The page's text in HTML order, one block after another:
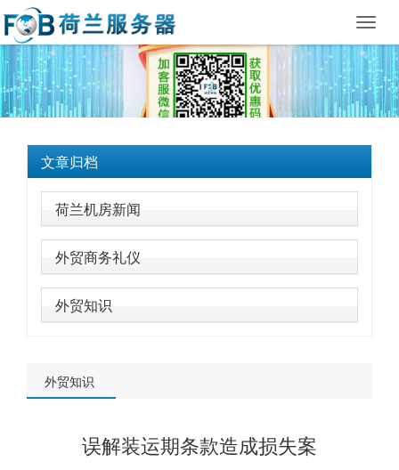
文章归档
荷兰机房新闻
外贸商务礼仪
外贸知识
外贸知识
误解装运期条款造成损失案